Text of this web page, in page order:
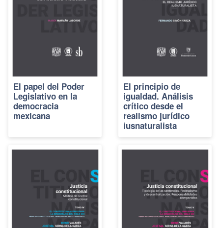
El papel del Poder
Legislativo en la
democracia
mexicana
El principio de
igualdad. Análisis
crítico desde el
realismo jurídico
iusnaturalista